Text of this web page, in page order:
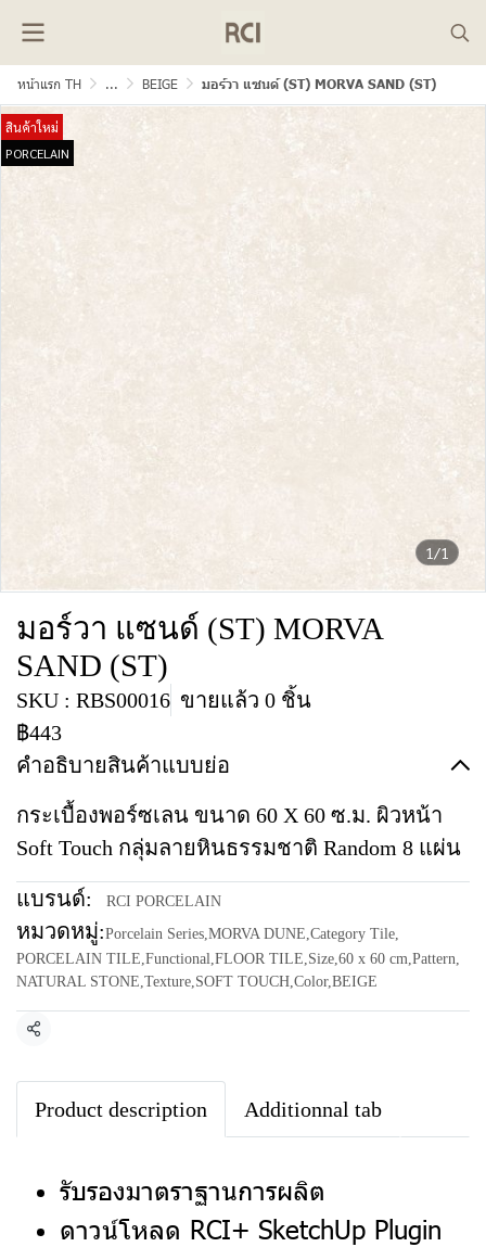
หน้าแรก TH ... BEIGE มอร์วา แซนด์ (ST) MORVA SAND (ST)
1/1
สินค้าใหม่
PORCELAIN
มอร์วา แซนด์ (ST) MORVA
SAND (ST)
SKU : RBS00016 ขายแล้ว 0 ชิ้น
฿443
คำอธิบายสินค้าแบบย่อ
กระเบื้องพอร์ซเลน ขนาด 60 X 60 ซ.ม. ผิวหน้า
Soft Touch กลุ่มลายหินธรรมชาติ Random 8 แผ่น
แบรนด์: RCI PORCELAIN
หมวดหมู่:Porcelain Series,MORVA DUNE,Category Tile,
PORCELAIN TILE,Functional,FLOOR TILE,Size,60 x 60 cm,Pattern,
NATURAL STONE,Texture,SOFT TOUCH,Color,BEIGE
แชร์
Product description Additionnal tab
รับรองมาตราฐานการผลิต
ดาวน์โหลด RCI+ SketchUp Plugin